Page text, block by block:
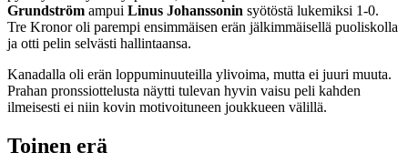
Grundström ampui Linus Johanssonin syötöstä lukemiksi 1-0.
Tre Kronor oli parempi ensimmäisen erän jälkimmäisellä puoliskolla
ja otti pelin selvästi hallintaansa.
Kanadalla oli erän loppuminuuteilla ylivoima, mutta ei juuri muuta.
Prahan pronssiottelusta näytti tulevan hyvin vaisu peli kahden
ilmeisesti ei niin kovin motivoituneen joukkueen välillä.
Toinen erä